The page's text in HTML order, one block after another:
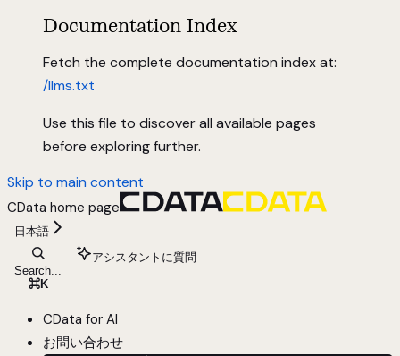
Documentation Index
Fetch the complete documentation index at:
/llms.txt
Use this file to discover all available pages
before exploring further.
Skip to main content
CData home page
日本語
Search...
⌘K
アシスタントに質問
CData for AI
お問い合わせ